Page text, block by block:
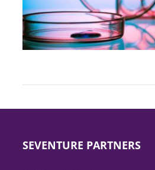
SEVENTURE PARTNERS